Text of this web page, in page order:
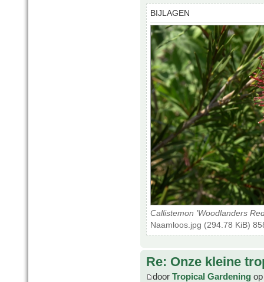
BIJLAGEN
Callistemon 'Woodlanders
Naamloos.jpg (294.78 KiB)
Re: Onze kleine
door Tropical Gardening